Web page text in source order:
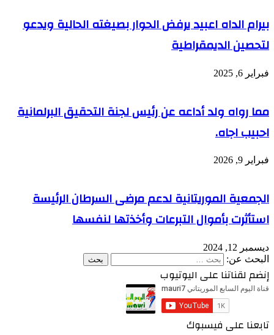
بيرام الداه اعبيد يرفض الحوار بصيغته الحالية ويدعو
لتحصين الديمقراطية
فبراير 6, 2025
مما رواه ولد أداعه عن رئيس لجنة التحقيق البرلمانية
احبيب اجاه.
فبراير 9, 2026
الجمعية الموريتانية لدعم مرضى السرطان الرئيسة
استأثرت بأموال التبرعات وأخذتها لنفسها
ديسمبر 12, 2024
البحث عن:
إنضم لقناتنا على اليوتيوب
تابعنا على فيسبوك